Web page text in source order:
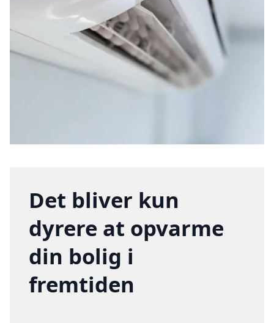
Det bliver kun
dyrere at opvarme
din bolig i
fremtiden